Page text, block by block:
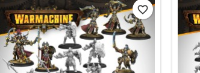
favorite_border